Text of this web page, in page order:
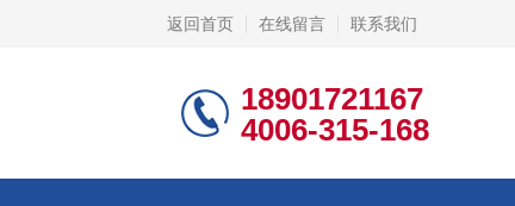
返回首页 在线留言 联系我们
18901721167
4006-315-168